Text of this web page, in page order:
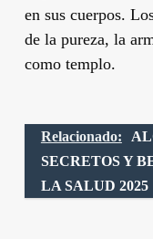
en sus cuerpos.
de la pureza, la
como templo.
Relacionado:
SECRETOS Y
LA SALUD 2025